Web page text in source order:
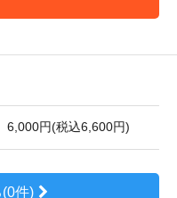
6,000円(税込6,600円)
件)